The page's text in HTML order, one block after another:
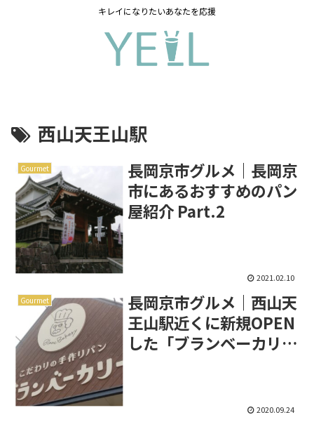
キレイになりたいあなたを応援
西山天王山駅
Gourmet
長岡京市グルメ｜長岡京
市にあるおすすめのパン
屋紹介 Part.2
2021.02.10
Gourmet
長岡京市グルメ｜西山天
王山駅近くに新規OPEN
した「ブランベーカリ
2020.09.24